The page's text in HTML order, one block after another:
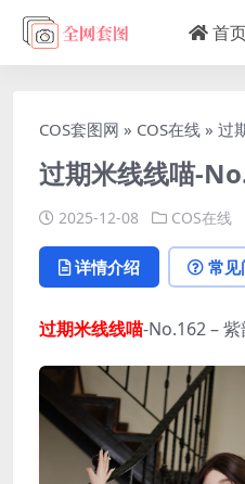
首
COS套图网 » COS在线 » 过
过期米线线喵-
2025-12-08 COS在线
详情介绍 常见
过期米线线喵-No.162 – 紫